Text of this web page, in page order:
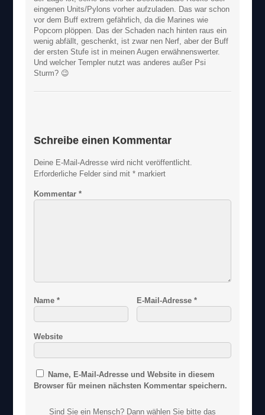
eingenen Units/Pylons vorher aufzuladen. Das war schon
vor dem Buff extrem gefährlich, da die Marines wie
Popcorn plöppen. Das der Schaden nach hinten raus ein
wenig abfällt, geschenkt, ist zwar nen Nerf, aber der Buff
der ersten Stufe ist in meinen Augen erwähnenswerter.
Und welcher Templer nutzt was anderes außer Psi
Sturm? 😉
Schreibe einen Kommentar
Deine E-Mail-Adresse wird nicht veröffentlicht.
Erforderliche Felder sind mit* markiert
Kommentar*
Name* E-Mail-Adresse *
Website
Name, E-Mail-Adresse und Website in diesem
Browser für meinen nächsten Kommentar speichern.
Sind Sie ein Mensch? Dann wählen Sie bitte das